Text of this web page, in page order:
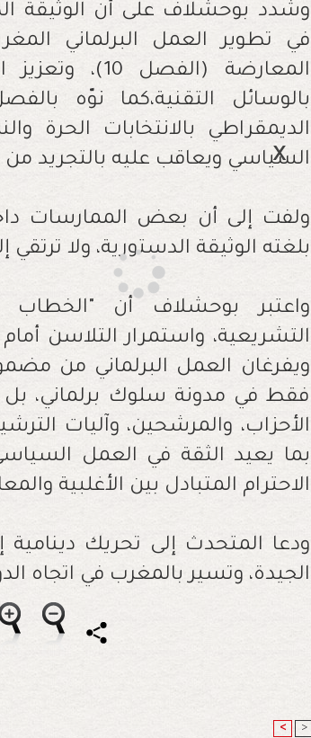
وشدد بوحشلاف على أن الوثيقة
في تطوير العمل البرلماني
المعارضة
السياسي ويعاقب عليه بالتجريد
ولفت إلى أن بعض الممارسات
بلغته الوثيقة الدستورية، ولا
واعتبر بوحشلاف أن
التشريعية، واستمرار التلاسن
ويفرغان العمل البرلماني من
فقط في مدونة سلوك برلماني،
الأحزاب، والمرشحين، وآليات
بما يعيد الثقة في العمل
الاحترام المتبادل بين الأغلبية
ودعا المتحدث إلى تحريك دينامية
الجيدة، وتسير بالمغرب في اتجاه
< >